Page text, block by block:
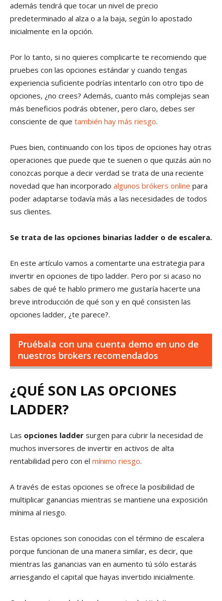
además tendrá que tocar un nivel de precio
predeterminado al alza o a la baja, según lo apostado
inicialmente en la opción.
Por lo tanto, si no quieres complicarte te recomiendo que
pruebes con las opciones estándar y cuando tengas
experiencia suficiente podrías intentarlo con otro tipo de
opciones, ¿no crees? Además, cuanto más complejas sean
más beneficios podrás obtener, pero claro, debes ser
consciente de que también hay más riesgo.
Pues bien, continuando con los tipos de opciones hay otras
operaciones que puede que te suenen o que quizás aún no
conozcas porque a decir verdad se trata de una reciente
novedad que han incorporado algunos brókers online para
poder adaptarse todavía más a las necesidades de todos
sus clientes.
Se trata de las opciones binarias ladder o de escalera.
En este artículo vamos a comentarte una estrategia para
invertir en opciones de tipo ladder. Pero por si acaso no
sabes de qué te hablo primero me gustaría hacerte una
breve introducción de qué son y en qué consisten las
opciones ladder, ¿te parece?.
Pruébala con una cuenta demo en uno de
nuestros brokers recomendados
¿QUÉ SON LAS OPCIONES
LADDER?
Las opciones ladder surgen para cubrir la necesidad de
muchos inversores de invertir en activos de alta
rentabilidad pero con el mínimo riesgo.
A través de estas opciones se ofrece la posibilidad de
multiplicar ganancias mientras se mantiene una exposición
mínima al riesgo.
Estas opciones son conocidas con el término de escalera
porque funcionan de una manera similar, es decir, que
mientras las ganancias van en aumento tú sólo estarás
arriesgando el capital que hayas invertido inicialmente.